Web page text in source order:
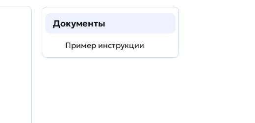
Документы
Пример инструкции